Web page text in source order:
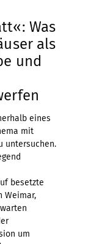
Was
als
und
eines
mit
untersuchen.
besetzte
Weimar,
um